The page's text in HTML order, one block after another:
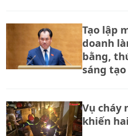
Tạo lập
doanh
bằng,
sáng tạo
Vụ cháy
khiến